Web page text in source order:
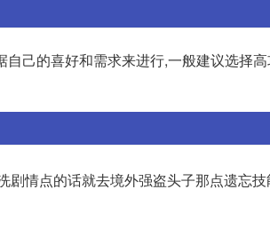
己的喜好和需求来进行,一般建议选择
情点的话就去境外强盗头子那点遗忘